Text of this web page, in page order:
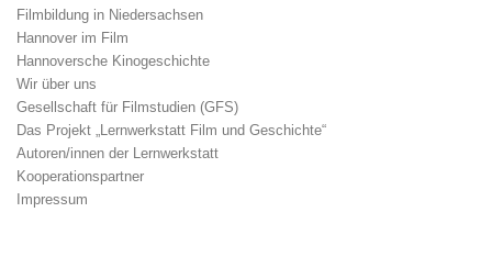
Filmbildung in Niedersachsen
Hannover im Film
Hannoversche Kinogeschichte
Wir über uns
Gesellschaft für Filmstudien (GFS)
Das Projekt „Lernwerkstatt Film und Geschichte“
Autoren/innen der Lernwerkstatt
Kooperationspartner
Impressum